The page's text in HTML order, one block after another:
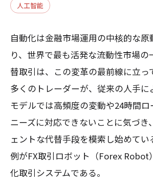
人工智能
自動化は金融市場運用の中核的な原
り、世界で最も活発な流動性市場の
替取引は、この変革の最前線に立っ
多くのトレーダーが、従来の人手に
モデルでは高頻度の変動や24時間
ニーズに対応できないことに気づき
ェントな代替手段を模索し始めて
例がFX取引ロボット（Forex Robot
化取引システムである。